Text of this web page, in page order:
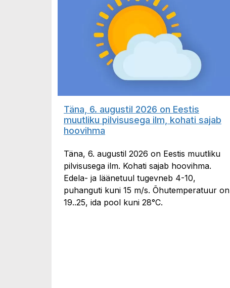
Täna, 6. augustil 2026 on Eestis
muutliku pilvisusega ilm, kohati sajab
hoovihma
Täna, 6. augustil 2026 on Eestis muutliku
pilvisusega ilm. Kohati sajab hoovihma.
Edela- ja läänetuul tugevneb 4-10,
puhanguti kuni 15 m/s. Õhutemperatuur on
19..25, ida pool kuni 28°C.